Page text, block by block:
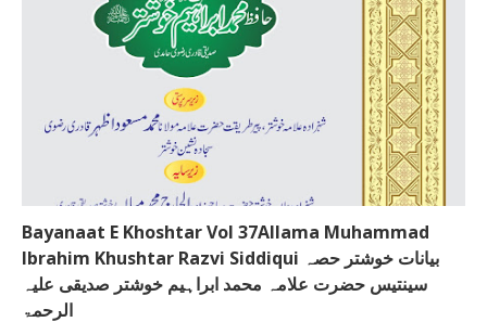
Bayanaat E Khoshtar Vol 37Allama Muhammad
Ibrahim Khushtar Razvi Siddiqui بیانات خوشتر حصہ
سینتیس حضرت علامہ محمد ابراہیم خوشتر صدیقی علیہ
الرحمۃ